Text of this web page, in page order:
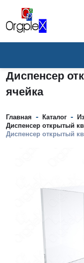
Диспенсер
ячейка
Главная - Каталог -
Диспенсер открытый
Диспенсер открытый